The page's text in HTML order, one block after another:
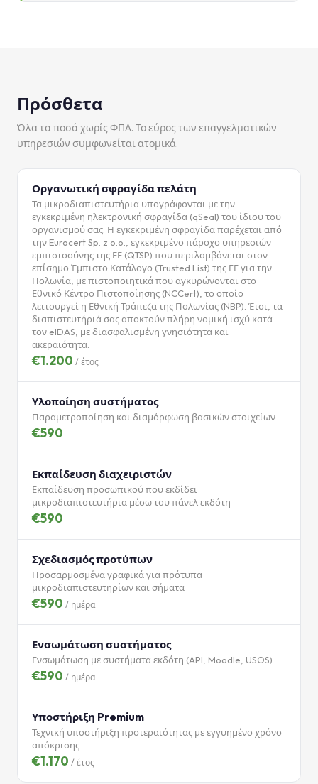
Πρόσθετα
Όλα τα ποσά χωρίς ΦΠΑ. Το εύρος των επαγγελματικών
υπηρεσιών συμφωνείται ατομικά.
Οργανωτική σφραγίδα πελάτη
Τα μικροδιαπιστευτήρια υπογράφονται με την
εγκεκριμένη ηλεκτρονική σφραγίδα (qSeal) του ίδιου του
οργανισμού σας. Η εγκεκριμένη σφραγίδα παρέχεται από
την Eurocert Sp. z o.o., εγκεκριμένο πάροχο υπηρεσιών
εμπιστοσύνης της ΕΕ (QTSP) που περιλαμβάνεται στον
επίσημο Έμπιστο Κατάλογο (Trusted List) της ΕΕ για την
Πολωνία, με πιστοποιητικά που αγκυρώνονται στο
Εθνικό Κέντρο Πιστοποίησης (NCCert), το οποίο
λειτουργεί η Εθνική Τράπεζα της Πολωνίας (NBP). Έτσι, τα
διαπιστευτήριά σας αποκτούν πλήρη νομική ισχύ κατά
τον eIDAS, με διασφαλισμένη γνησιότητα και
ακεραιότητα.
€1.200 / έτος
Υλοποίηση συστήματος
Παραμετροποίηση και διαμόρφωση βασικών στοιχείων
€590
Εκπαίδευση διαχειριστών
Εκπαίδευση προσωπικού που εκδίδει
μικροδιαπιστευτήρια μέσω του πάνελ εκδότη
€590
Σχεδιασμός προτύπων
Προσαρμοσμένα γραφικά για πρότυπα
μικροδιαπιστευτηρίων και σήματα
€590 / ημέρα
Ενσωμάτωση συστήματος
Ενσωμάτωση με συστήματα εκδότη (API, Moodle, USOS)
€590 / ημέρα
Υποστήριξη Premium
Τεχνική υποστήριξη προτεραιότητας με εγγυημένο χρόνο
απόκρισης
€1.170 / έτος